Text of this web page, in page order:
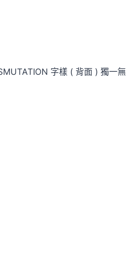
字樣 ( 背面 ) 獨一無